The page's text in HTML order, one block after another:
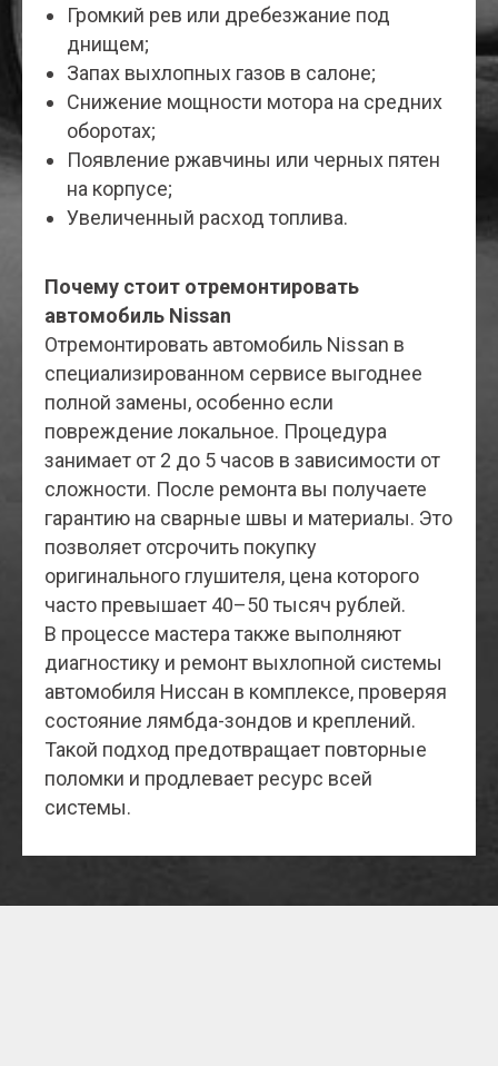
Громкий рев или дребезжание под
днищем;
Запах выхлопных газов в салоне;
Снижение мощности мотора на средних
оборотах;
Появление ржавчины или черных пятен
на корпусе;
Увеличенный расход топлива.
Почему стоит отремонтировать
автомобиль Nissan
Отремонтировать автомобиль Nissan в
специализированном сервисе выгоднее
полной замены, особенно если
повреждение локальное. Процедура
занимает от 2 до 5 часов в зависимости от
сложности. После ремонта вы получаете
гарантию на сварные швы и материалы. Это
позволяет отсрочить покупку
оригинального глушителя, цена которого
часто превышает 40–50 тысяч рублей.
В процессе мастера также выполняют
диагностику и ремонт выхлопной системы
автомобиля Ниссан в комплексе, проверяя
состояние лямбда-зондов и креплений.
Такой подход предотвращает повторные
поломки и продлевает ресурс всей
системы.